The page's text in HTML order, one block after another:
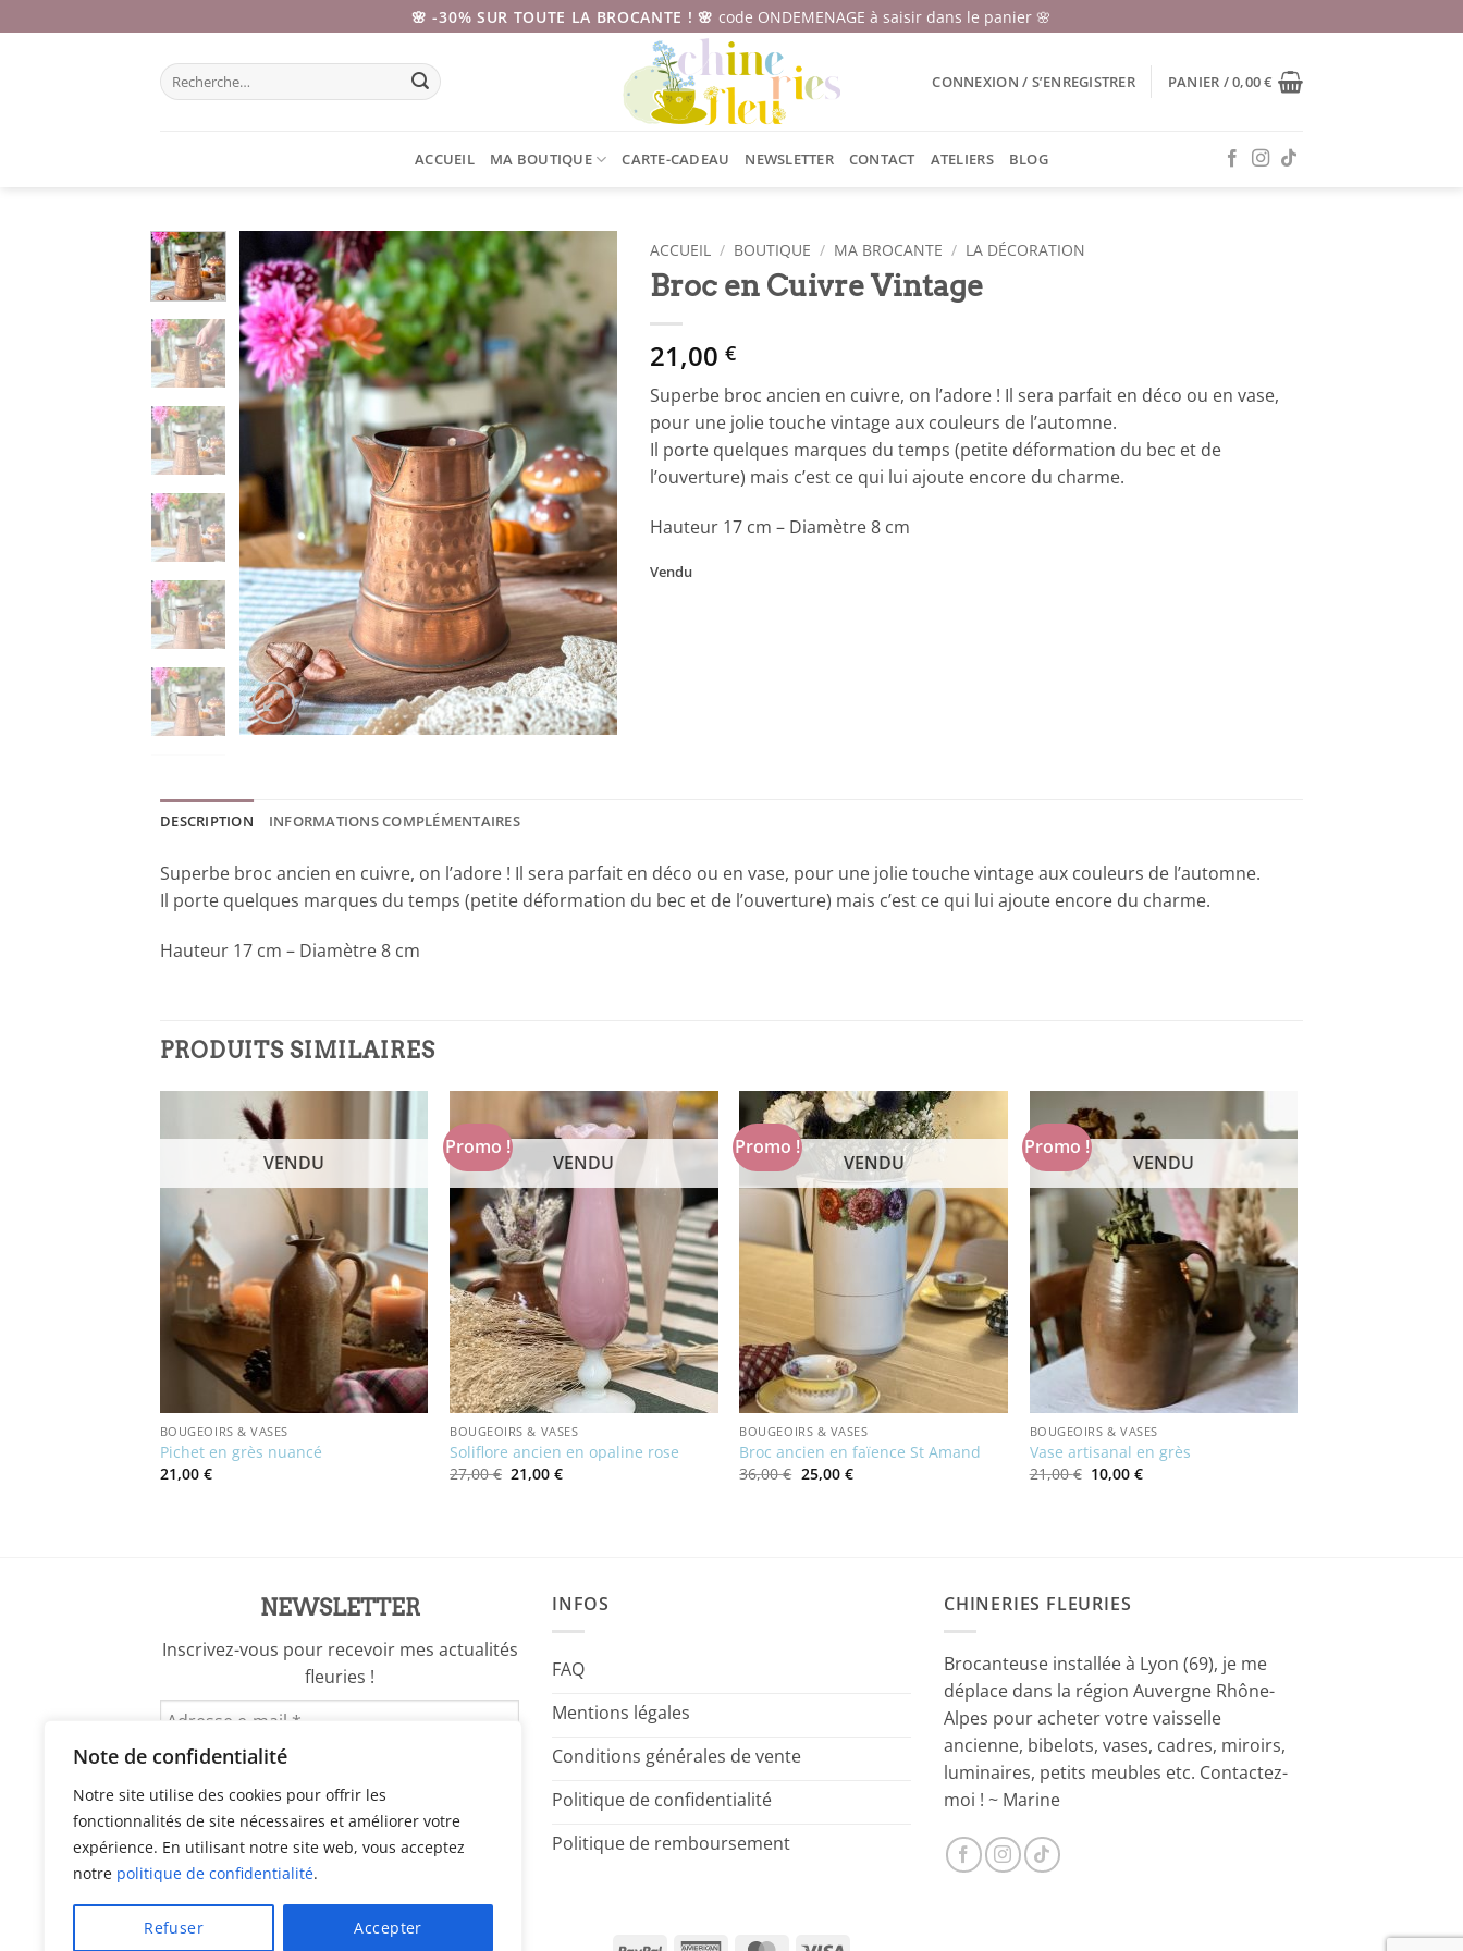
Note de confidentialité
Notre site utilise des cookies pour offrir les
fonctionnalités de site nécessaires et améliorer votre
expérience. En utilisant notre site web, vous acceptez
notre politique de confidentialité.
Refuser Accepter
au
🌸 -30% SUR TOUTE LA BROCANTE ! 🌸 code ONDEMENAGE à saisir dans le panier 🌸
Recherche
pour :
CONNEXION / S’ENREGISTRER PANIER /0,00€
ACCUEIL MA BOUTIQUE CARTE-CADEAU NEWSLETTER CONTACT ATELIERS BLOG
ACCUEIL / BOUTIQUE / MA BROCANTE / LA DÉCORATION
Broc en Cuivre Vintage
21,00 €
Superbe broc ancien en cuivre, on l’adore ! Il sera parfait en déco ou en vase,
pour une jolie touche vintage aux couleurs de l’automne.
Il porte quelques marques du temps (petite déformation du bec et de
l’ouverture) mais c’est ce qui lui ajoute encore du charme.
Hauteur 17 cm – Diamètre 8 cm
Vendu
DESCRIPTION INFORMATIONS COMPLÉMENTAIRES
Superbe broc ancien en cuivre, on l’adore ! Il sera parfait en déco ou en vase, pour une jolie touche vintage aux couleurs de l’automne.
Il porte quelques marques du temps (petite déformation du bec et de l’ouverture) mais c’est ce qui lui ajoute encore du charme.
Hauteur 17 cm – Diamètre 8 cm
PRODUITS SIMILAIRES
VENDU
BOUGEOIRS & VASES
Pichet en grès nuancé
21,00 €
Promo !
VENDU
BOUGEOIRS & VASES
Soliflore ancien en opaline rose
27,00€ Le
prix
21,00€Le
Promo !
VENDU
BOUGEOIRS & VASES
Broc ancien en faïence St Amand
36,00€ Le
prix
25,00 €Le
Promo !
VENDU
BOUGEOIRS & VASES
Vase artisanal en grès
21,00€ Le
prix
10,00 €Le
NEWSLETTER
Inscrivez-vous pour recevoir mes actualités
fleuries !
INFOS
FAQ
Mentions légales
Conditions générales de vente
Politique de confidentialité
Politique de remboursement
CHINERIES FLEURIES
Brocanteuse installée à Lyon (69), je me
déplace dans la région Auvergne Rhône-
Alpes pour acheter votre vaisselle
ancienne, bibelots, vases, cadres, miroirs,
luminaires, petits meubles etc. Contactez-
moi ! ~ Marine